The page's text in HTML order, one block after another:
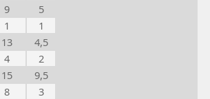
9
5
1
1
13
4,5
4
2
15
9,5
8
3